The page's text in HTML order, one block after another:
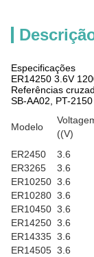
Especificações
ER14250 3.6V
Referências
SB-AA02, PT-2150
Modelo
((V)
ER2450
3.6
ER3265
3.6
ER10250 3.6
ER10280 3.6
ER10450 3.6
ER14250 3.6
ER14335 3.6
ER14505 3.6